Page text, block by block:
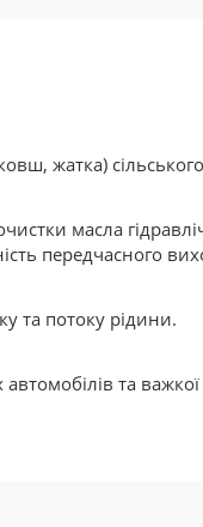
жатка)
масла
передчасного
та потоку рідини.
та